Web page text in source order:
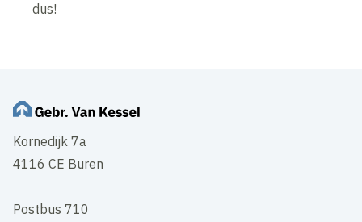
dus!
Kornedijk 7a
4116 CE Buren
Postbus 710